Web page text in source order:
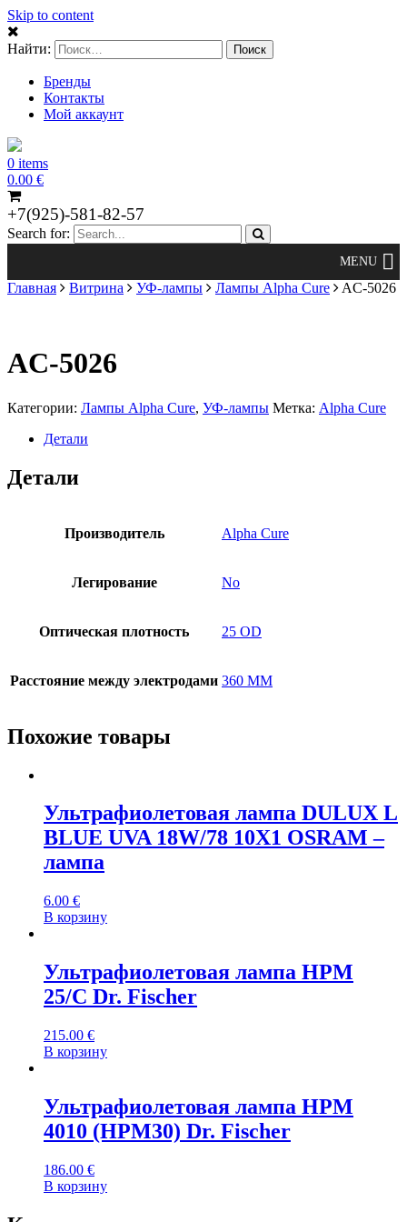
Skip to content
Найти:
Бренды
Контакты
Мой аккаунт
0 items
0.00 €
+7(925)-581-82-57
Search for:
Главная Витрина УФ-лампы Лампы Alpha Cure AC-5026
AC-5026
Категории: Лампы Alpha Cure, УФ-лампы Метка: Alpha Cure
Детали
Детали
Производитель Alpha Cure
Легирование No
Оптическая плотность 25 OD
Расстояние между электродами 360 MM
Похожие товары
Ультрафиолетовая лампа DULUX L
BLUE UVA 18W/78 10X1 OSRAM –
лампа
6.00 €
В корзину
Ультрафиолетовая лампа HPM
25/C Dr. Fischer
215.00 €
В корзину
Ультрафиолетовая лампа HPM
4010 (HPM30) Dr. Fischer
186.00 €
В корзину